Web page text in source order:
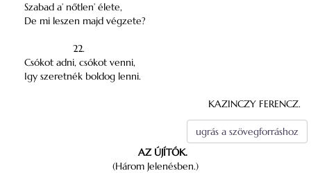
Szabad a’ nőtlen’ élete,
De mi leszen majd végzete?
22.
Csókot adni, csókot venni,
Igy szeretnék boldog lenni.
KAZINCZY FERENCZ.
ugrás a szövegforráshoz
AZ ÚJÍTÓK.
(Három Jelenésben.)